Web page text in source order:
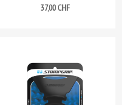
Prix
37,00 CHF